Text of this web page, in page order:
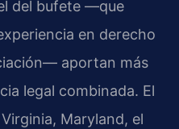
del bufete —que
en derecho
aportan más
legal combinada. El
Maryland, el